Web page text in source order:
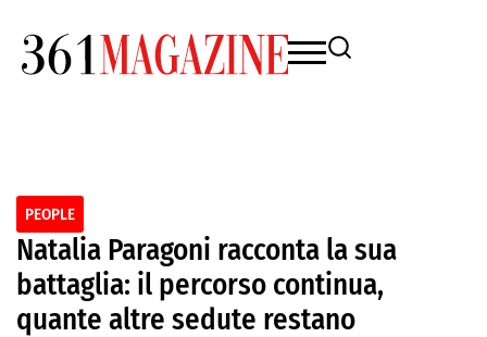
PEOPLE
Natalia Paragoni racconta la sua
battaglia: il percorso continua,
quante altre sedute restano